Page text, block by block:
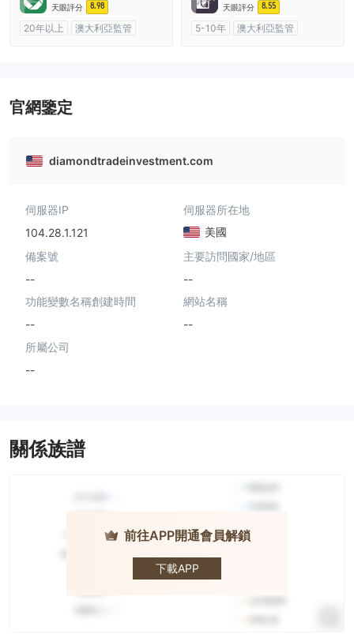
天眼評分 8.98
20年以上
澳大利亞監管
天眼評分 8.55
5-10年
澳大利亞監管
官網鑒定
diamondtradeinvestment.com
伺服器IP
104.28.1.121
伺服器所在地
美國
備案號
--
主要訪問國家/地區
--
功能變數名稱創建時間
--
網站名稱
--
所屬公司
--
關係族譜
前往APP開通會員解鎖
下載APP
TRADE